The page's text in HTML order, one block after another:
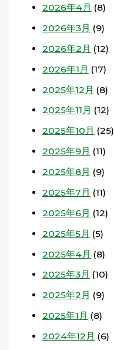
2026年4月 (8)
2026年3月 (9)
2026年2月 (12)
2026年1月 (17)
2025年12月 (8)
2025年11月 (12)
2025年10月 (25)
2025年9月 (11)
2025年8月 (9)
2025年7月 (11)
2025年6月 (12)
2025年5月 (5)
2025年4月 (8)
2025年3月 (10)
2025年2月 (9)
2025年1月 (8)
2024年12月 (6)